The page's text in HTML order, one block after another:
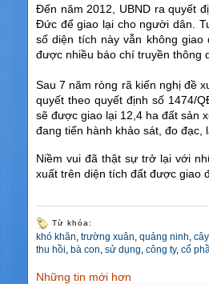
Đến năm 2012, UBND ra quyết
Đức để giao lại cho người dân.
số diện tích này vẫn không
được nhiều báo chí truyền thông
Sau 7 năm ròng rã kiến nghị đề
quyết theo quyết định số 1474/
sẽ được giao lại 12,4 ha đất sản
đang tiến hành khảo sát, đo đạc,
Niềm vui đã thật sự trở lại với
xuất trên diện tích đất được giao
Từ khóa:
khó khăn, trường xuân, quảng ninh,
thu hồi, bà con, sử dụng, công ty, cổ
Những tin mới hơn